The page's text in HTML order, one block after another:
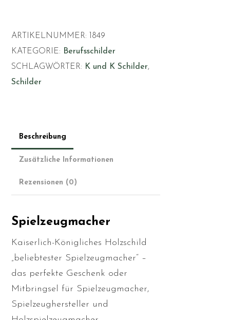
ARTIKELNUMMER:
1849
KATEGORIE: Berufsschilder
SCHLAGWÖRTER: K und K Schilder,
Schilder
Beschreibung
Zusätzliche Informationen
Rezensionen (0)
Spielzeugmacher
Kaiserlich-Königliches Holzschild
„beliebtester Spielzeugmacher“ –
das perfekte Geschenk oder
Mitbringsel für Spielzeugmacher,
Spielzeughersteller und